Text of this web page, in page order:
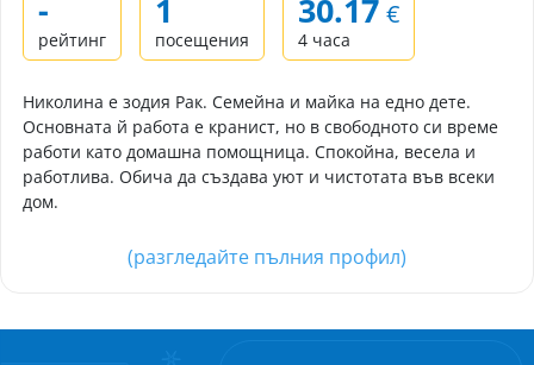
-
рейтинг
1
посещения
30.17 €
4 часа
Николина е зодия Рак. Семейна и майка на едно дете.
Основната й работа е кранист, но в свободното си време
работи като домашна помощница. Спокойна, весела и
работлива. Обича да създава уют и чистотата във всеки
дом.
(разгледайте пълния профил)